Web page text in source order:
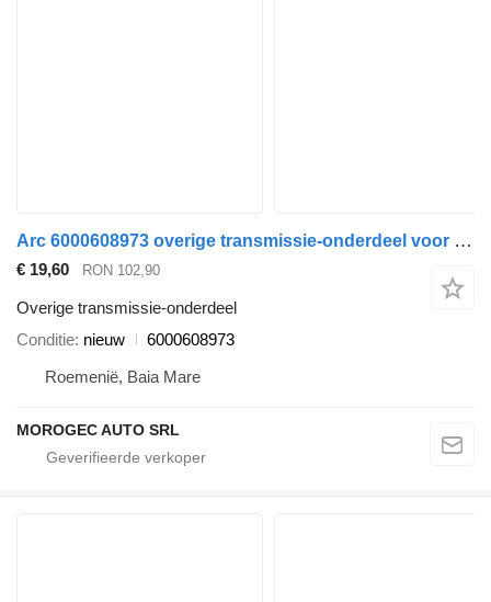
Arc 6000608973 overige transmissie-onderdeel voor Fiat FULLBACK auto
€ 19,60 RON 102,90
Overige transmissie-onderdeel
Conditie nieuw
6000608973
Roemenië, Baia Mare
MOROGEC AUTO SRL